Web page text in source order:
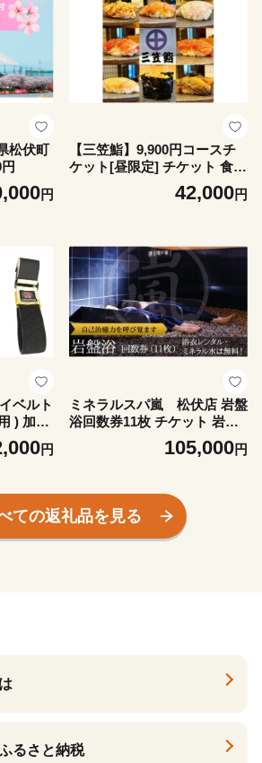
松伏町
円
【三笠鮨】9,900円コースチ
ケット[昼限定] チケット 食事
券 鮨 寿司 すし ランチ 埼玉
42,000円
ベルト
) 加圧
S
円
ミネラルスパ嵐 松伏店 岩盤
浴回数券11枚 チケット 岩盤
浴チケット 15種類の薬石 老
廃物排出 健康法 温熱療法 免
105,000円
ての返礼品を見る
るさと納税